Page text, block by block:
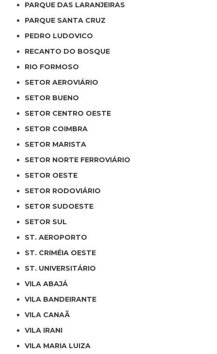
PARQUE DAS LARANJEIRAS
PARQUE SANTA CRUZ
PEDRO LUDOVICO
RECANTO DO BOSQUE
RIO FORMOSO
SETOR AEROVIÁRIO
SETOR BUENO
SETOR CENTRO OESTE
SETOR COIMBRA
SETOR MARISTA
SETOR NORTE FERROVIÁRIO
SETOR OESTE
SETOR RODOVIÁRIO
SETOR SUDOESTE
SETOR SUL
ST. AEROPORTO
ST. CRIMÉIA OESTE
ST. UNIVERSITÁRIO
VILA ABAJÁ
VILA BANDEIRANTE
VILA CANAÃ
VILA IRANI
VILA MARIA LUIZA